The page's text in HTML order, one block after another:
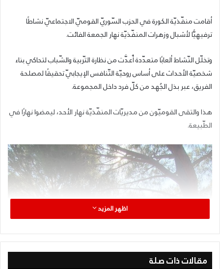
أقامت منفّذيّة الكورة في الحزب السّوريّ القوميّ الاجتماعيّ نشاطًا
ترفيهيًّا لأشبال وزهرات المنفّذيّة نهار الجمعة الفائت.
وتخلّل النّشاط ألعابًا متعدّدة أُعدَّت من نظارة التّربية والشّباب لتحاكي بناء
شخصيّة الأحداث على أساس روحيّة التّنافس الإيجابيّ تحقيقًا لمصلحة
الفريق، عبر بذل الجُهد من كلّ فرد داخل المجموعة.
هذا والتقى القوميّون من مديريّات المنفّذيّة نهار الأحد، ليمضوا نهارًا في
الطّبيعة.
اظهر المزيد
مقالات ذات صلة